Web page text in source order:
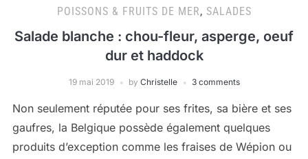
POISSONS & FRUITS DE MER, SALADES
Salade blanche : chou-fleur, asperge, oeuf
dur et haddock
19 mai 2019 by Christelle 3 comments
Non seulement réputée pour ses frites, sa bière et ses
gaufres, la Belgique possède également quelques
produits d’exception comme les fraises de Wépion ou